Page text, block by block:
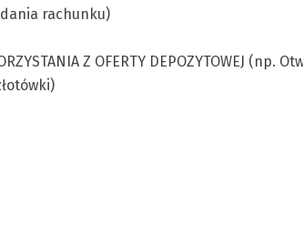
rachunku)
Z OFERTY DEPOZYTOWEJ